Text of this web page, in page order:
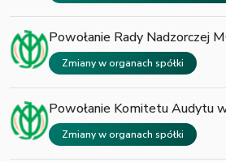
Powołanie Rady Nadzorczej
Zmiany w organach spółki
Powołanie Komitetu Audytu
Zmiany w organach spółki